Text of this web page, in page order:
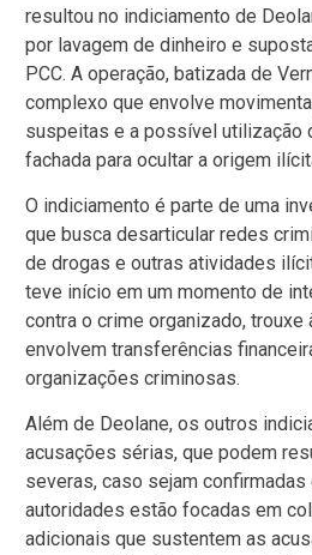
resultou no indiciamento de
por lavagem de dinheiro e
PCC. A operação, batizada de
complexo que envolve
suspeitas e a possível utilização
fachada para ocultar a origem
O indiciamento é parte de uma
que busca desarticular redes
de drogas e outras atividades
teve início em um momento de
contra o crime organizado, trouxe
envolvem transferências
organizações criminosas.
Além de Deolane, os outros
acusações sérias, que podem
severas, caso sejam confirmadas
autoridades estão focadas em
adicionais que sustentem as